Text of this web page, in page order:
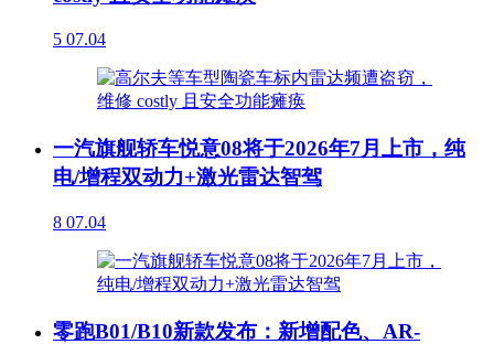
5 07.04
一汽旗舰轿车悦意08将于2026年7月上市，纯
电/增程双动力+激光雷达智驾
8 07.04
零跑B01/B10新款发布：新增配色、AR-